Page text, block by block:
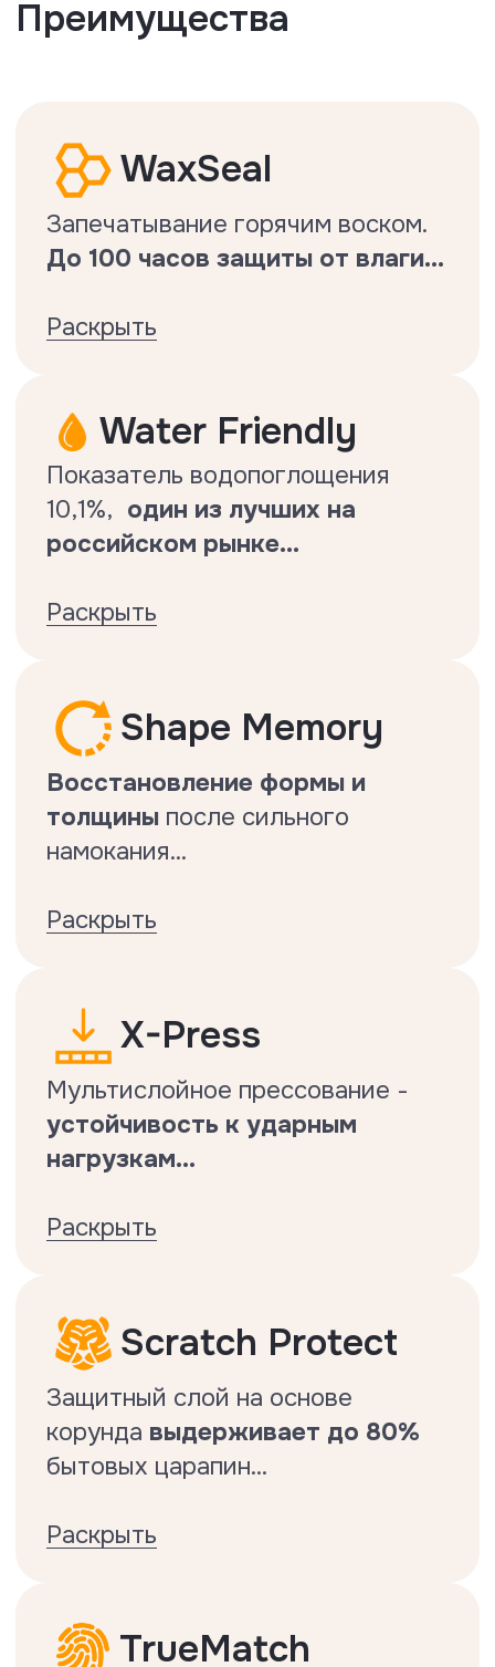
TrueMatch
Раскрыть
SGS certified
подтверждены лабораторно.
водостойкость
Показатель Floor Fort низкий
настолько, насколько это
возможно с HDF ламинатом .
антистатичность
Подтвержденная
Тест на антистатичность
Делается по стандарту EN1815.
Тест на ударостойкость
Тест на истираемость и
нагрузки от трения
Делается по стандарту EN13329.
Защита
Характеристики
Коллекция Oak Heritage
Фаска — 4-сторонняя
Толщина — 10 мм
Вес 1 упаковки — 20 кг
Замок - Uniclic с обработкой воском